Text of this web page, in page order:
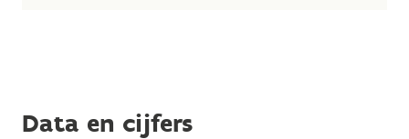
Data en cijfers